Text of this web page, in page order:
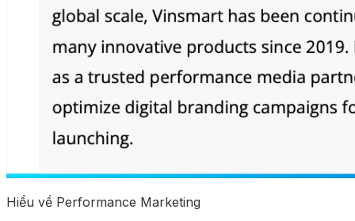
Hiểu về Performance Marketing